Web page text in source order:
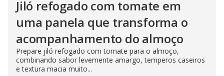
Jiló refogado com tomate em
uma panela que transforma o
acompanhamento do almoço
Prepare jiló refogado com tomate para o almoço,
combinando sabor levemente amargo, temperos caseiros
e textura macia muito...